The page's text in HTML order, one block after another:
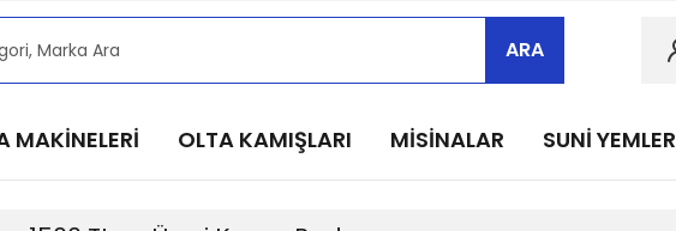
haberdar olmak için @alkocav instagram hesabımızı takip edin!
haberdar olmak için @alkocav instagram hesabımızı takip edin!
ARA
MAKİNELERİ OLTA KAMIŞLARI MİSİNALAR SUNİ YEMLER